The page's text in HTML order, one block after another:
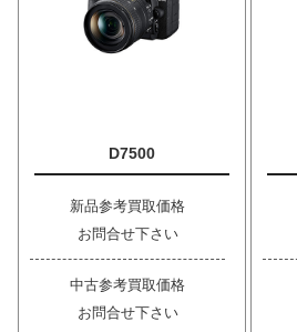
D7500
新品参考買取価格
お問合せ下さい
中古参考買取価格
お問合せ下さい